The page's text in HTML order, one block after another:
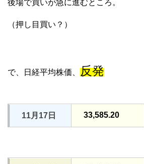
後場で買いが急に進むところ。
（押し目買い？）
で、日経平均株価、 反発
11月17日 33,585.20